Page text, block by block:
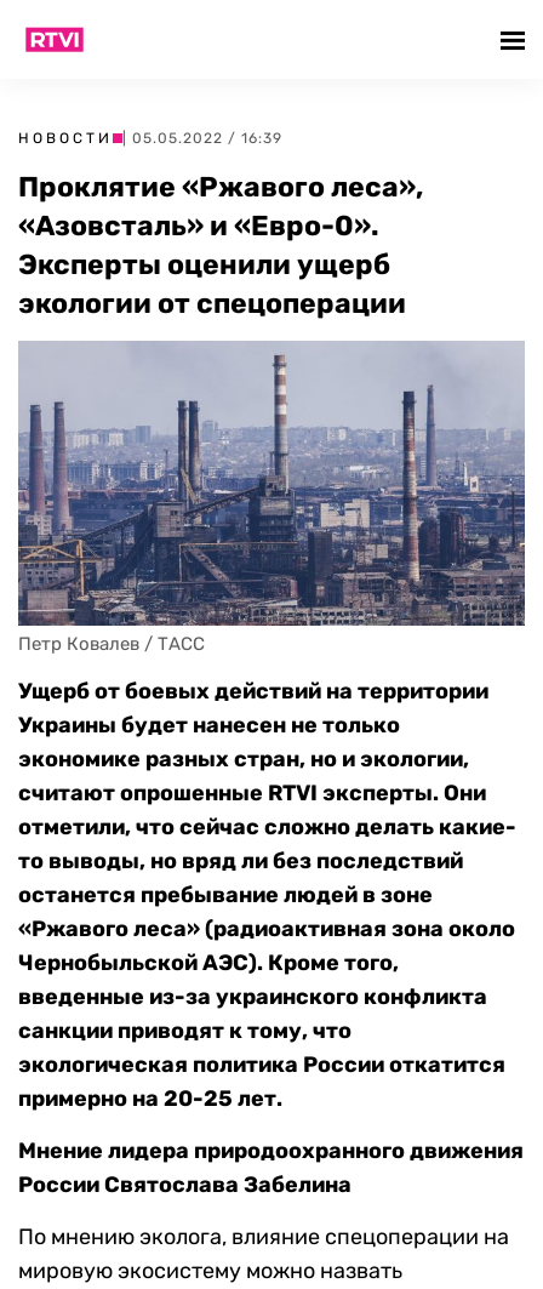
НОВОСТИ | 05.05.2022 / 16:39
Проклятие «Ржавого леса»,
«Азовсталь» и «Евро-0».
Эксперты оценили ущерб
экологии от спецоперации
Петр Ковалев / ТАСС
Ущерб от боевых действий на территории
Украины будет нанесен не только
экономике разных стран, но и экологии,
считают опрошенные RTVI эксперты. Они
отметили, что сейчас сложно делать какие-
то выводы, но вряд ли без последствий
останется пребывание людей в зоне
«Ржавого леса» (радиоактивная зона около
Чернобыльской АЭС). Кроме того,
введенные из-за украинского конфликта
санкции приводят к тому, что
экологическая политика России откатится
примерно на 20-25 лет.
Мнение лидера природоохранного движения
России Святослава Забелина
По мнению эколога, влияние спецоперации на
мировую экосистему можно назвать